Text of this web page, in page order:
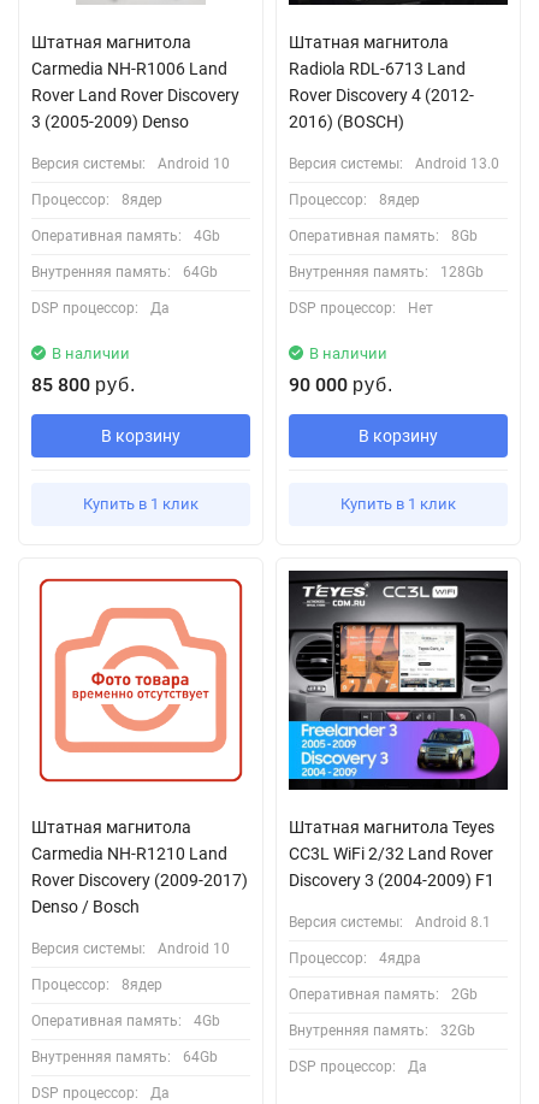
Штатная магнитола
Carmedia NH-R1006 Land
Rover Land Rover Discovery
3 (2005-2009) Denso
Версия системы: Android 10
Процессор: 8ядер
Оперативная память: 4Gb
Внутренняя память: 64Gb
DSP процессор: Да
В наличии
85 800 руб.
В корзину
Купить в 1 клик
Штатная магнитола
Radiola RDL-6713 Land
Rover Discovery 4 (2012-
2016) (BOSCH)
Версия системы: Android 13.0
Процессор: 8ядер
Оперативная память: 8Gb
Внутренняя память: 128Gb
DSP процессор: Нет
В наличии
90 000 руб.
В корзину
Купить в 1 клик
Штатная магнитола
Carmedia NH-R1210 Land
Rover Discovery (2009-2017)
Denso / Bosch
Версия системы: Android 10
Процессор: 8ядер
Оперативная память: 4Gb
Внутренняя память: 64Gb
DSP процессор: Да
Штатная магнитола Teyes
CC3L WiFi 2/32 Land Rover
Discovery 3 (2004-2009) F1
Версия системы: Android 8.1
Процессор: 4ядра
Оперативная память: 2Gb
Внутренняя память: 32Gb
DSP процессор: Да